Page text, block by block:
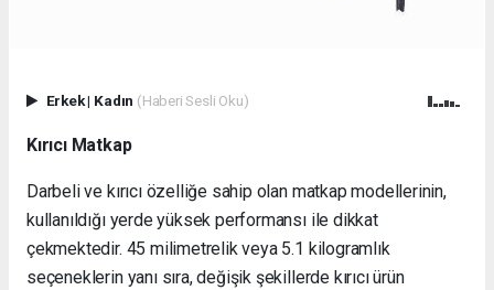
Erkek| Kadın (Haberi Sesli Oku)
Kırıcı Matkap
Darbeli ve kırıcı özelliğe sahip olan matkap modellerinin,
kullanıldığı yerde yüksek performansı ile dikkat
çekmektedir. 45 milimetrelik veya 5.1 kilogramlık
seçeneklerin yanı sıra, değişik şekillerde kırıcı ürün